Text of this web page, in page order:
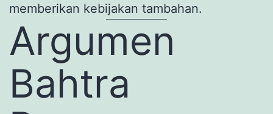
memberikan kebijakan tambahan.
Argumen
Bahtra